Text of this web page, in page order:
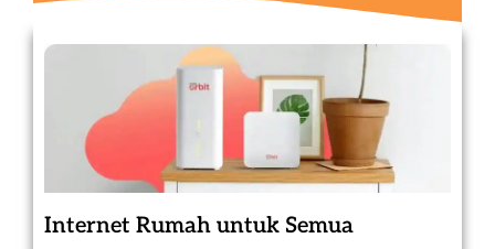
Internet Rumah untuk Semua